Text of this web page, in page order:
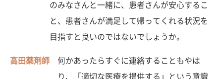
のみなさんと一緒に、患者さんが安心するこ
と、患者さんが満足して帰ってくれる状況を
目指すと良いのではないでしょうか。
高田薬剤師
何かあったらすぐに連絡することもやは
り、「適切な医療を提供する」という意識